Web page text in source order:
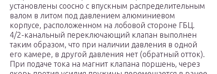
установлены соосно с впускным распределительным
валом в литом под давлением алюминиевом
корпусе, расположенном на лобовой стороне ГБЦ.
4/2-канальный переключающий клапан выполнен
таким образом, что при наличии давления в одной
его камере, в другой давления нет (обратный отток).
При подаче тока на магнит клапана поршень, через